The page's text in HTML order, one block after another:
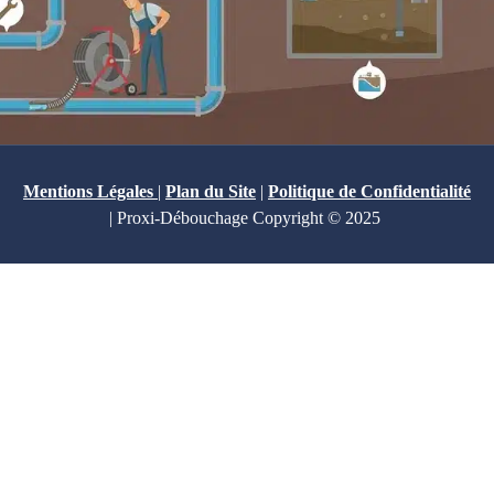
Mentions Légales | Plan du Site | Politique de Confidentialité
| Proxi-Débouchage Copyright © 2025